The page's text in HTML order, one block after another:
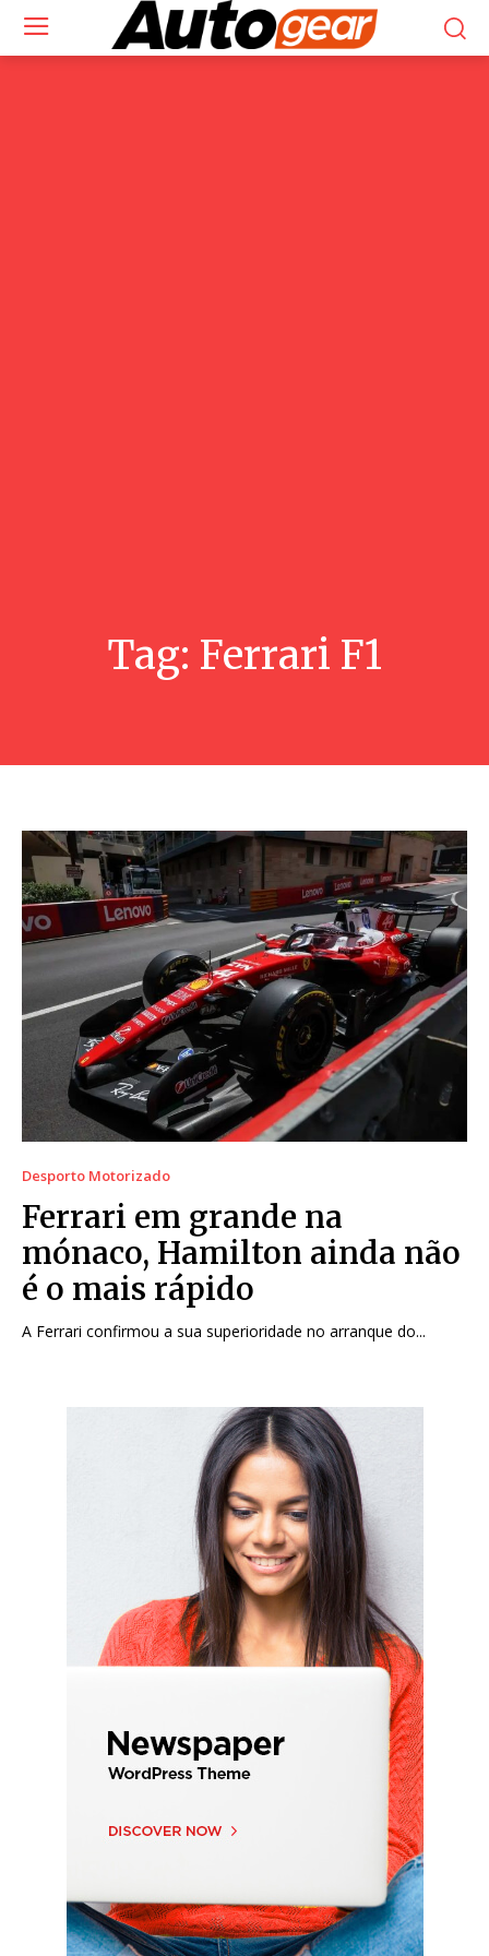
Tag: Ferrari F1
Desporto Motorizado
Ferrari em grande na
mónaco, Hamilton ainda não
é o mais rápido
A Ferrari confirmou a sua superioridade no arranque do...